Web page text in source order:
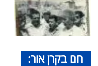
חם בקרן אור: